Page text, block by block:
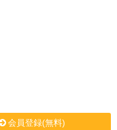
会員登録(無料)